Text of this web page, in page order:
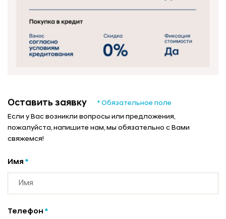
Оставить заявку
* Обязательное поле
Если у Вас возникли вопросы или предложения,
пожалуйста, напишите нам, мы обязательно с Вами
свяжемся!
Имя *
Телефон *